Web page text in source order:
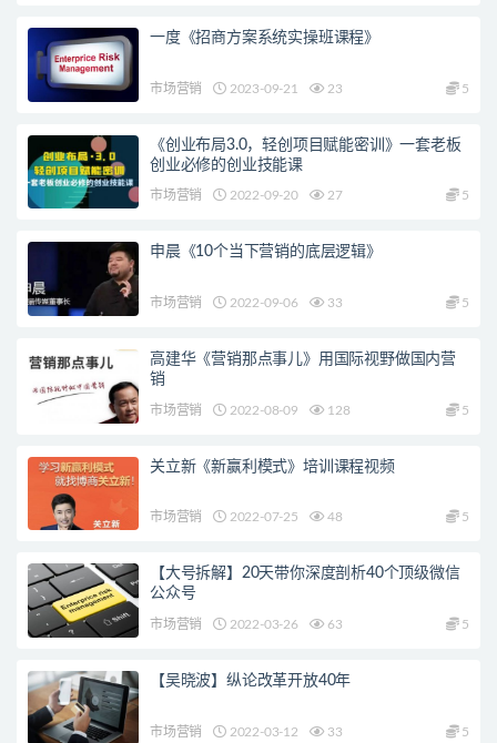
一度《招商方案系统实操班课程》
市场营销 2023-09-21 23 5
《创业布局3.0，轻创项目赋能密训》一套老板
创业必修的创业技能课
市场营销 2022-09-20 27 5
申晨《10个当下营销的底层逻辑》
市场营销 2022-09-06 33 5
高建华《营销那点事儿》用国际视野做国内营
销
市场营销 2022-08-09 128 5
关立新《新赢利模式》培训课程视频
市场营销 2022-07-25 48 5
【大号拆解】20天带你深度剖析40个顶级微信
公众号
市场营销 2022-03-26 63 5
【吴晓波】纵论改革开放40年
市场营销 2022-03-12 33 5